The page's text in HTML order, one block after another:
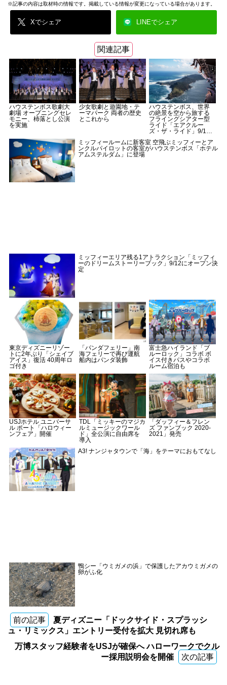
※記事の内容は取材時の情報です。掲載している情報が変更になっている場合があります。
Xでシェア LINEでシェア
関連記事
ハウステンボス歌劇大
劇場 オープニングセレ
モニー、杮落とし公演
を実施
少女歌劇と遊園地・テ
ーマパーク 両者の歴史
とこれから
ハウステンボス、世界
の絶景を空から旅する
フライングシアター型
ライド「エアクルー
ズ・ザ・ライド」9/12
ミッフィールームに新客室 空飛ぶミッフィーとア
ンクルパイロットの客室がハウステンボス「ホテル
アムステルダム」に登場
ミッフィーエリア残る1アトラクション「ミッフィ
ーのドリームストーリーブック」9/12にオープン決
定
東京ディズニーリゾー
トに2年ぶり「シェイブ
アイス」復活 40周年ロ
ゴ付き
「パンダフェリー」南
海フェリーで再び運航
船内はパンダ装飾
富士急ハイランド「ブ
ルーロック」コラボ ボ
イス付きパスやコラボ
ルーム宿泊も
USJホテル ユニバーサ
ル ポート「ハロウィー
ンフェア」開催
TDL「ミッキーのマジカ
ルミュージックワール
ド」全公演に自由席を
導入
「ダッフィー＆フレン
ズ ファンブック 2020-
2021」発売
A3! ナンジャタウンで「海」をテーマにおもてなし
鴨シー「ウミガメの浜」で保護したアカウミガメの
卵がふ化
前の記事
夏ディズニー「ドックサイド・スプラッシ
ュ・リミックス」エントリー受付を拡大 見切れ席も
万博スタッフ経験者をUSJが確保へ ハローワークでクル
ー採用説明会を開催
次の記事